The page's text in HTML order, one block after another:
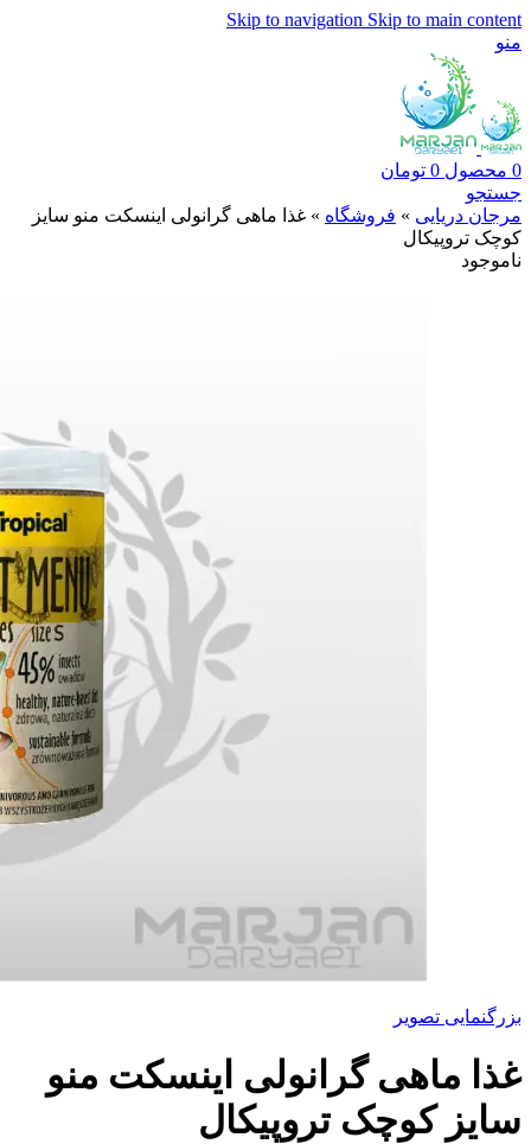
Skip to navigation Skip to main content
منو
0 محصول 0 تومان
جستجو
مرجان دریایی » فروشگاه » غذا ماهی گرانولی اینسکت منو سایز
کوچک تروپیکال
ناموجود
بزرگنمایی تصویر
غذا ماهی گرانولی اینسکت منو
سایز کوچک تروپیکال